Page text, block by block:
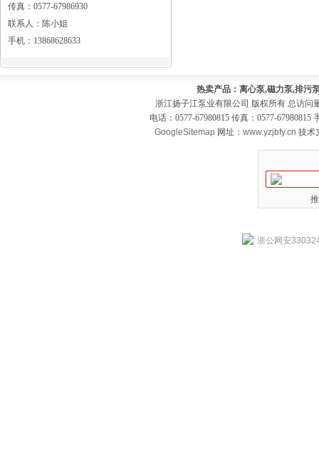
传真：0577-67986930
联系人：陈小姐
手机：13868628633
热卖产品：离心泵,磁力泵,排污
浙江扬子江泵业有限公司 版权所有 总访问
电话：0577-67980815 传真：0577-
GoogleSitemap 网址： www.yzjbfy.cn 技术
浙公网安